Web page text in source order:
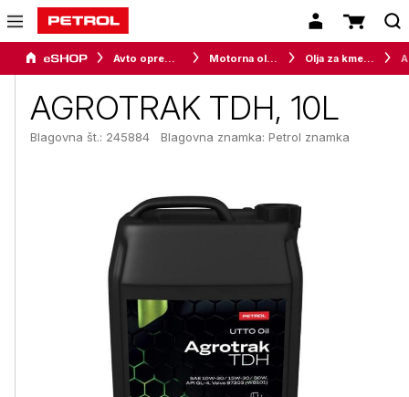
Avto oprema in avtomobilizem Motorna olja, maziva in tekočine za vozila Olja za kmetijsko mehanizacijo
AGROTRAK TDH, 10L
Blagovna št.: 245884 Blagovna znamka: Petrol znamka